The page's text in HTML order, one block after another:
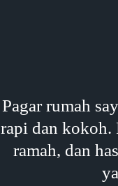
Pagar rumah
rapi dan kokoh.
ramah, dan